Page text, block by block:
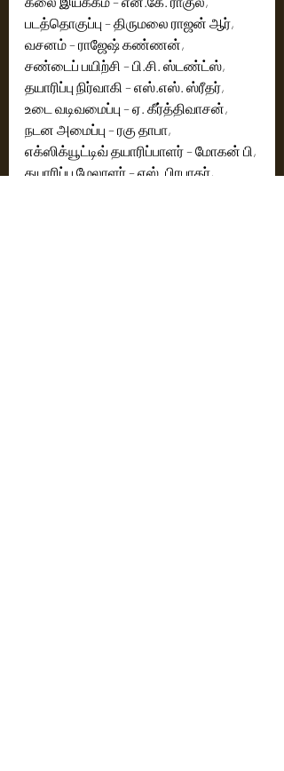
படத்தொகுப்பு – திருமலை ராஜன் ஆர்,
வசனம் – ராஜேஷ் கண்ணன்,
சண்டைப் பயிற்சி – பி.சி. ஸ்டண்ட்ஸ்,
தயாரிப்பு நிர்வாகி – எஸ்.எஸ். ஸ்ரீதர்,
உடை வடிவமைப்பு – ஏ. கீர்த்திவாசன்,
நடன அமைப்பு – ரகு தாபா,
எக்ஸிக்யூட்டிவ் தயாரிப்பாளர் – மோகன் பி,
தயாரிப்பு மேலாளர் – எஸ். பிரபாகர்,